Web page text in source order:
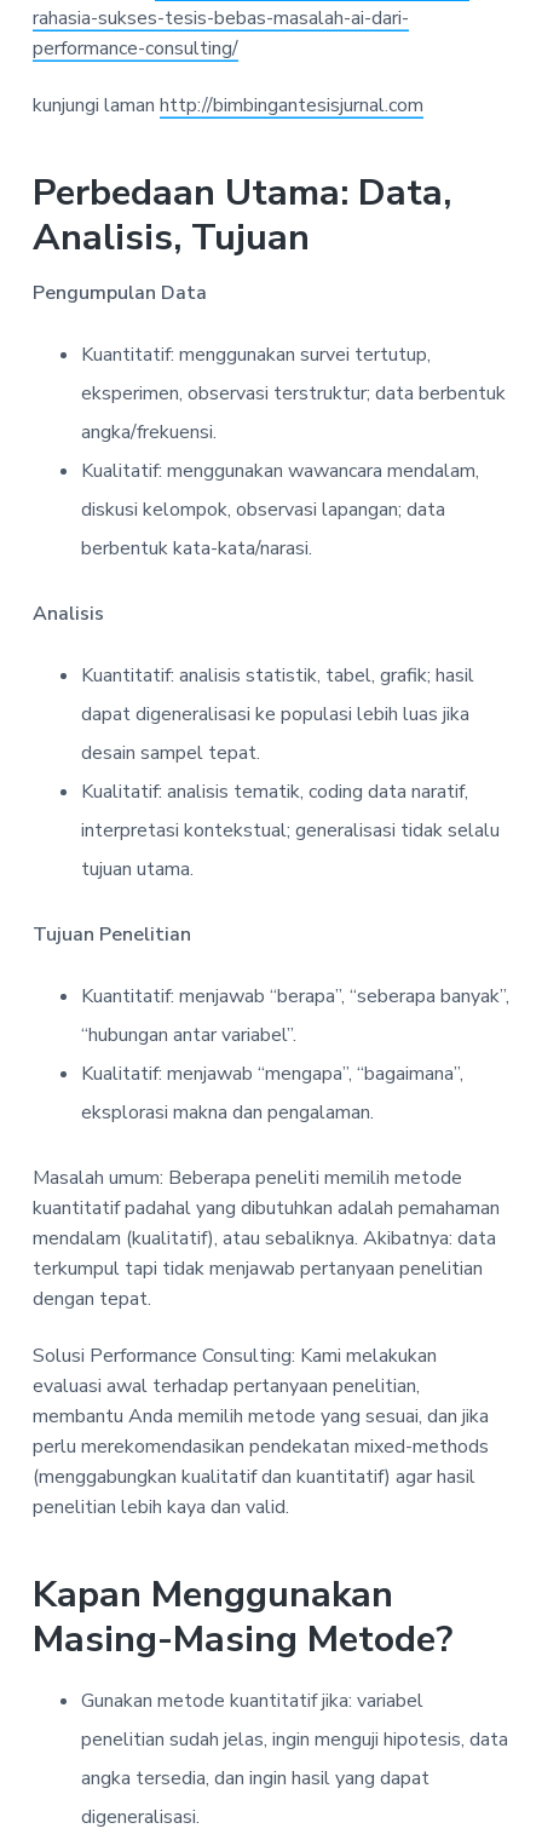
rahasia-sukses-tesis-bebas-masalah-ai-dari-
performance-consulting/
kunjungi laman http://bimbingantesisjurnal.com
Perbedaan Utama: Data,
Analisis, Tujuan
Pengumpulan Data
Kuantitatif: menggunakan survei tertutup,
eksperimen, observasi terstruktur; data berbentuk
angka/frekuensi.
Kualitatif: menggunakan wawancara mendalam,
diskusi kelompok, observasi lapangan; data
berbentuk kata-kata/narasi.
Analisis
Kuantitatif: analisis statistik, tabel, grafik; hasil
dapat digeneralisasi ke populasi lebih luas jika
desain sampel tepat.
Kualitatif: analisis tematik, coding data naratif,
interpretasi kontekstual; generalisasi tidak selalu
tujuan utama.
Tujuan Penelitian
Kuantitatif: menjawab “berapa”, “seberapa banyak”,
“hubungan antar variabel”.
Kualitatif: menjawab “mengapa”, “bagaimana”,
eksplorasi makna dan pengalaman.
Masalah umum: Beberapa peneliti memilih metode
kuantitatif padahal yang dibutuhkan adalah pemahaman
mendalam (kualitatif), atau sebaliknya. Akibatnya: data
terkumpul tapi tidak menjawab pertanyaan penelitian
dengan tepat.
Solusi Performance Consulting: Kami melakukan
evaluasi awal terhadap pertanyaan penelitian,
membantu Anda memilih metode yang sesuai, dan jika
perlu merekomendasikan pendekatan mixed-methods
(menggabungkan kualitatif dan kuantitatif) agar hasil
penelitian lebih kaya dan valid.
Kapan Menggunakan
Masing-Masing Metode?
Gunakan metode kuantitatif jika: variabel
penelitian sudah jelas, ingin menguji hipotesis, data
angka tersedia, dan ingin hasil yang dapat
digeneralisasi.